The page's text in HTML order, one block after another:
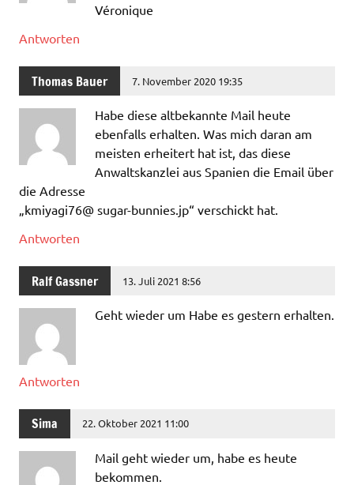
Véronique
Antworten
Thomas Bauer 7. November 2020 19:35
Habe diese altbekannte Mail heute
ebenfalls erhalten. Was mich daran am
meisten erheitert hat ist, das diese
Anwaltskanzlei aus Spanien die Email über
die Adresse
„kmiyagi76@ sugar-bunnies.jp“ verschickt hat.
Antworten
Ralf Gassner 13. Juli 2021 8:56
Geht wieder um Habe es gestern erhalten.
Antworten
Sima 22. Oktober 2021 11:00
Mail geht wieder um, habe es heute
bekommen.